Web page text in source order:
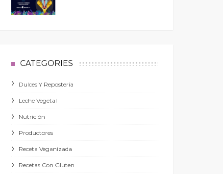
CATEGORIES
Dulces Y Repostería
Leche Vegetal
Nutrición
Productores
Receta Veganizada
Recetas Con Gluten